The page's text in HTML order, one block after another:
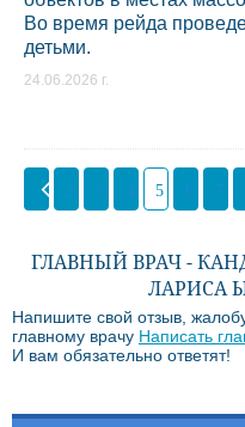
Во время рейда
детьми.
24.06.2026 г.
2 3 4 5 6 7
ГЛАВНЫЙ ВРАЧ -
ЛАРИСА
Напишите свой отзыв,
главному врачу Написать
И вам обязательно ответят!